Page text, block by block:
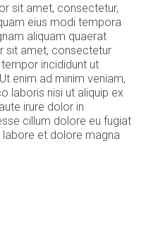
sit amet, consectetur,
eius modi tempora
aliquam quaerat
sit amet, consectetur
incididunt ut
enim ad minim veniam,
laboris nisi ut aliquip ex
irure dolor in
cillum dolore eu fugiat
labore et dolore magna